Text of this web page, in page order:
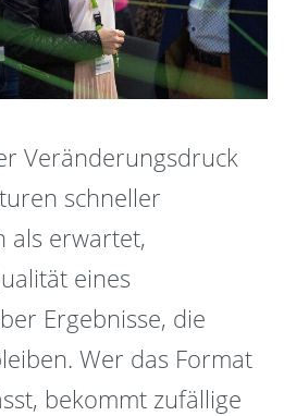
Veränderungsdruck
schneller
als erwartet,
eines
Ergebnisse, die
Wer das Format
bekommt zufällige